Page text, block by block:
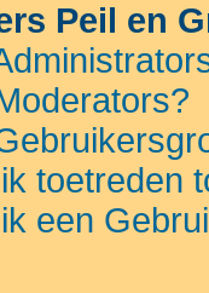
Peil en
toetreden
een